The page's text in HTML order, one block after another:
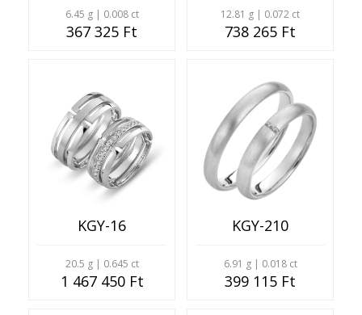
6.45 g | 0.008 ct
367 325 Ft
12.81 g | 0.072 ct
738 265 Ft
KGY-16
20.5 g | 0.645 ct
1 467 450 Ft
KGY-210
6.91 g | 0.018 ct
399 115 Ft